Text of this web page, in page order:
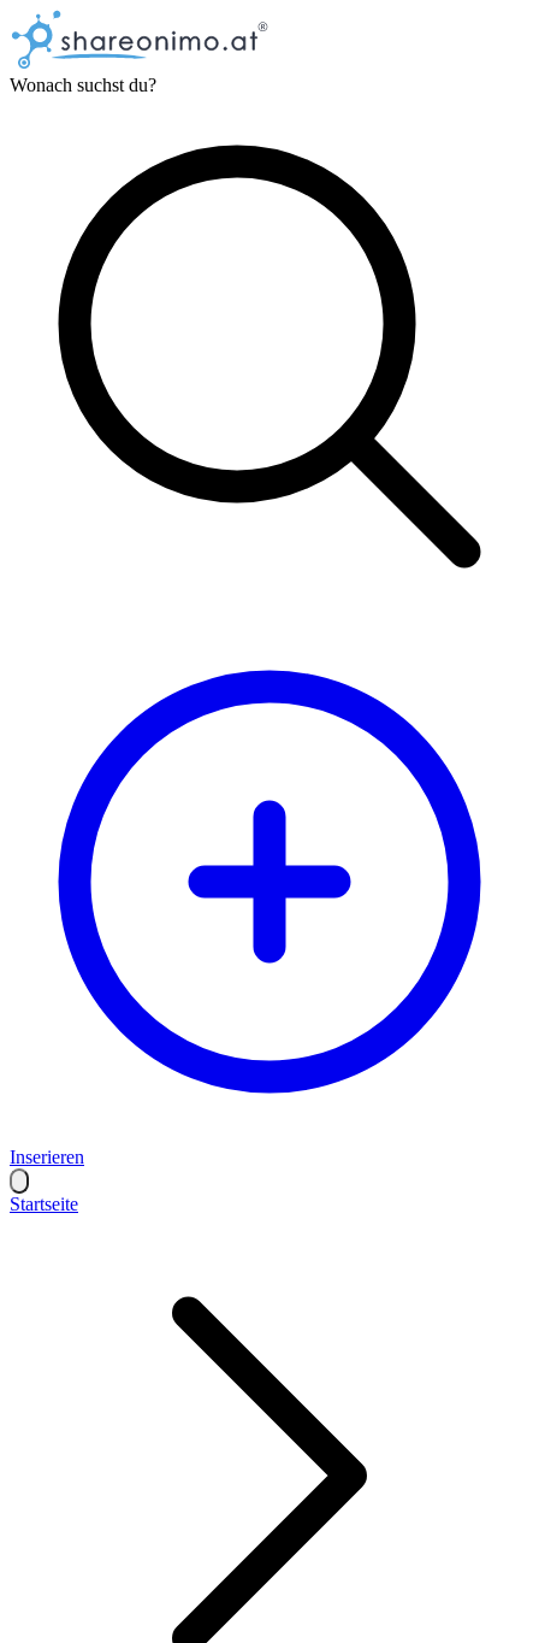
Wonach suchst du?
Inserieren
Startseite